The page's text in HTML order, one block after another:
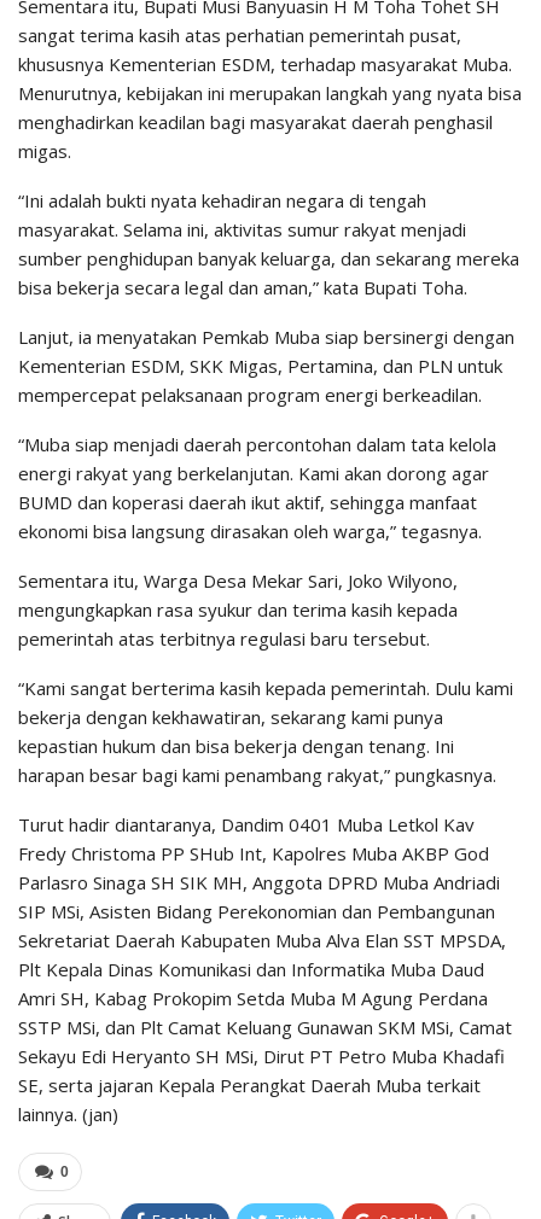
Sementara itu, Bupati Musi Banyuasin H M Toha Tohet SH
sangat terima kasih atas perhatian pemerintah pusat,
khususnya Kementerian ESDM, terhadap masyarakat Muba.
Menurutnya, kebijakan ini merupakan langkah yang nyata bisa
menghadirkan keadilan bagi masyarakat daerah penghasil
migas.
“Ini adalah bukti nyata kehadiran negara di tengah
masyarakat. Selama ini, aktivitas sumur rakyat menjadi
sumber penghidupan banyak keluarga, dan sekarang mereka
bisa bekerja secara legal dan aman,” kata Bupati Toha.
Lanjut, ia menyatakan Pemkab Muba siap bersinergi dengan
Kementerian ESDM, SKK Migas, Pertamina, dan PLN untuk
mempercepat pelaksanaan program energi berkeadilan.
“Muba siap menjadi daerah percontohan dalam tata kelola
energi rakyat yang berkelanjutan. Kami akan dorong agar
BUMD dan koperasi daerah ikut aktif, sehingga manfaat
ekonomi bisa langsung dirasakan oleh warga,” tegasnya.
Sementara itu, Warga Desa Mekar Sari, Joko Wilyono,
mengungkapkan rasa syukur dan terima kasih kepada
pemerintah atas terbitnya regulasi baru tersebut.
“Kami sangat berterima kasih kepada pemerintah. Dulu kami
bekerja dengan kekhawatiran, sekarang kami punya
kepastian hukum dan bisa bekerja dengan tenang. Ini
harapan besar bagi kami penambang rakyat,” pungkasnya.
Turut hadir diantaranya, Dandim 0401 Muba Letkol Kav
Fredy Christoma PP SHub Int, Kapolres Muba AKBP God
Parlasro Sinaga SH SIK MH, Anggota DPRD Muba Andriadi
SIP MSi, Asisten Bidang Perekonomian dan Pembangunan
Sekretariat Daerah Kabupaten Muba Alva Elan SST MPSDA,
Plt Kepala Dinas Komunikasi dan Informatika Muba Daud
Amri SH, Kabag Prokopim Setda Muba M Agung Perdana
SSTP MSi, dan Plt Camat Keluang Gunawan SKM MSi, Camat
Sekayu Edi Heryanto SH MSi, Dirut PT Petro Muba Khadafi
SE, serta jajaran Kepala Perangkat Daerah Muba terkait
lainnya. (jan)
0